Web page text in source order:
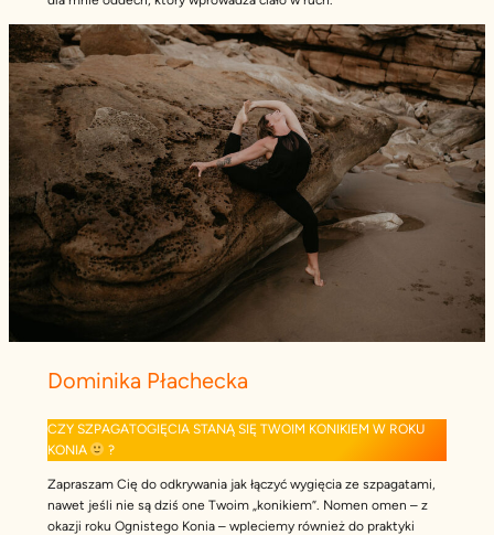
Dominika Płachecka
CZY SZPAGATOGIĘCIA STANĄ SIĘ TWOIM KONIKIEM W ROKU
KONIA
?
Zapraszam Cię do odkrywania jak łączyć wygięcia ze szpagatami,
nawet jeśli nie są dziś one Twoim „konikiem”. Nomen omen – z
okazji roku Ognistego Konia – wpleciemy również do praktyki